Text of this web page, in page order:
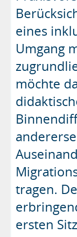
eines
Umgang
möchte
tragen.
ersten